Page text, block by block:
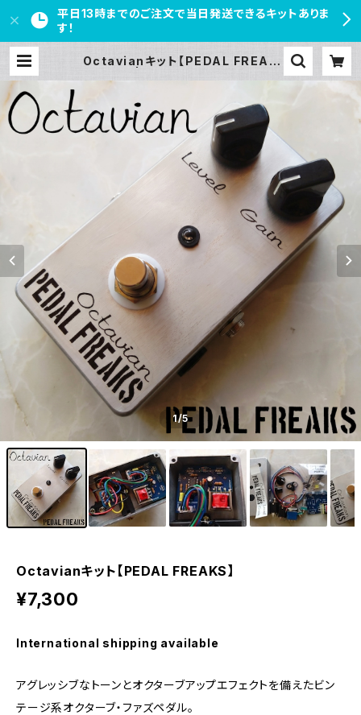
平日13時までのご注文で当日発送できるキットありま
す！
Octavianキット【PEDAL FREAK
1/5
Octavianキット【PEDAL FREAKS】
¥7,300
International shipping available
アグレッシブなトーンとオクターブアップエフェクトを備えたビン
テージ系オクターブ・ファズペダル。